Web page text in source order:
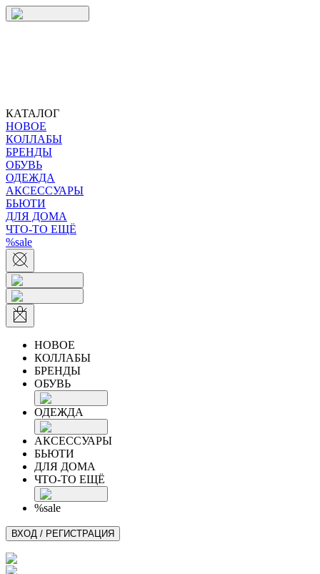
КАТАЛОГ
НОВОЕ
КОЛЛАБЫ
БРЕНДЫ
ОБУВЬ
ОДЕЖДА
АКСЕССУАРЫ
БЬЮТИ
ДЛЯ ДОМА
ЧТО-ТО ЕЩЁ
%sale
НОВОЕ
КОЛЛАБЫ
БРЕНДЫ
ОБУВЬ
ОДЕЖДА
АКСЕССУАРЫ
БЬЮТИ
ДЛЯ ДОМА
ЧТО-ТО ЕЩЁ
%sale
ВХОД / РЕГИСТРАЦИЯ